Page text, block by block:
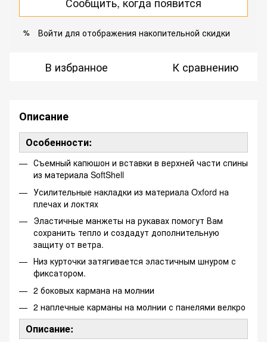
% Войти для отображения накопительной скидки
В избранное К сравнению
Описание
Особенности:
Съемный капюшон и вставки в верхней части спины
из материала SoftShell
Усилительные накладки из материала Oxford на
плечах и локтях
Эластичные манжеты на рукавах помогут Вам
сохранить тепло и создадут дополнительную
защиту от ветра.
Низ курточки затягивается эластичным шнуром с
фиксатором.
2 боковых кармана на молнии
2 наплечные карманы на молнии с панелями велкро
Описание: